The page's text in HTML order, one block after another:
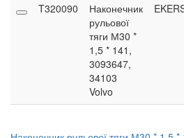
T320090
Наконечник
рульової
тяги М30 *
1,5 * 141,
3093647,
34103
Volvo